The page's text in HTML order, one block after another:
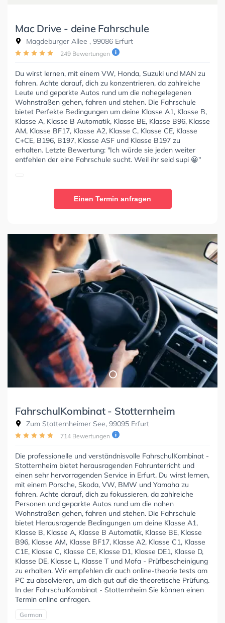
Mac Drive - deine Fahrschule
Magdeburger Allee , 99086 Erfurt
249 Bewertungen
Du wirst lernen, mit einem VW, Honda, Suzuki und MAN zu
fahren. Achte darauf, dich zu konzentrieren, da zahlreiche
Leute und geparkte Autos rund um die nahegelegenen
Wohnstraßen gehen, fahren und stehen. Die Fahrschule
bietet Perfekte Bedingungen um deine Klasse A1, Klasse B,
Klasse A, Klasse B Automatik, Klasse BE, Klasse B96, Klasse
AM, Klasse BF17, Klasse A2, Klasse C, Klasse CE, Klasse
C+CE, B196, B197, Klasse ASF und Klasse B197 zu
erhalten. Letzte Bewertung: "Ich würde sie jeden weiter
entfehlen der eine Fahrschule sucht. Weil ihr seid supi 😀"
Einen Termin anfragen
FahrschulKombinat - Stotternheim
Zum Stotternheimer See, 99095 Erfurt
714 Bewertungen
Die professionelle und verständnisvolle FahrschulKombinat -
Stotternheim bietet herausragenden Fahrunterricht und
einen sehr hervorragenden Service in Erfurt. Du wirst lernen,
mit einem Porsche, Skoda, VW, BMW und Yamaha zu
fahren. Achte darauf, dich zu fokussieren, da zahlreiche
Personen und geparkte Autos rund um die nahen
Wohnstraßen gehen, fahren und stehen. Die Fahrschule
bietet Herausragende Bedingungen um deine Klasse A1,
Klasse B, Klasse A, Klasse B Automatik, Klasse BE, Klasse
B96, Klasse AM, Klasse BF17, Klasse A2, Klasse C1, Klasse
C1E, Klasse C, Klasse CE, Klasse D1, Klasse DE1, Klasse D,
Klasse DE, Klasse L, Klasse T und Mofa - Prüfbescheinigung
zu erhalten. Wir empfehlen dir auch online-theorie tests am
PC zu absolvieren, um dich gut auf die theoretische Prüfung.
In der FahrschulKombinat - Stotternheim Sie können einen
Termin online anfragen.
German